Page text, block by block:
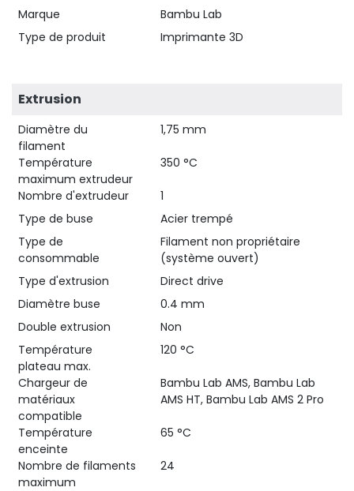
Marque
Bambu Lab
Type de produit
Imprimante 3D
Extrusion
Diamètre du
filament
1,75 mm
Température
maximum extrudeur
350 °C
Nombre d'extrudeur
1
Type de buse
Acier trempé
Type de
consommable
Filament non propriétaire
(système ouvert)
Type d'extrusion
Direct drive
Diamètre buse
0.4 mm
Double extrusion
Non
Température
plateau max.
120 °C
Chargeur de
matériaux
compatible
Bambu Lab AMS, Bambu Lab
AMS HT, Bambu Lab AMS 2 Pro
Température
enceinte
65 °C
Nombre de filaments
maximum
24